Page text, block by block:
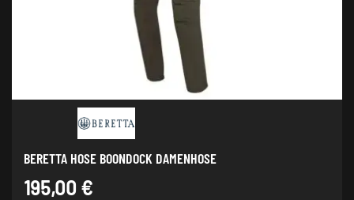
auf
der
Produktseite
gewählt
werden
BERETTA HOSE BOONDOCK DAMENHOSE
195,00 €